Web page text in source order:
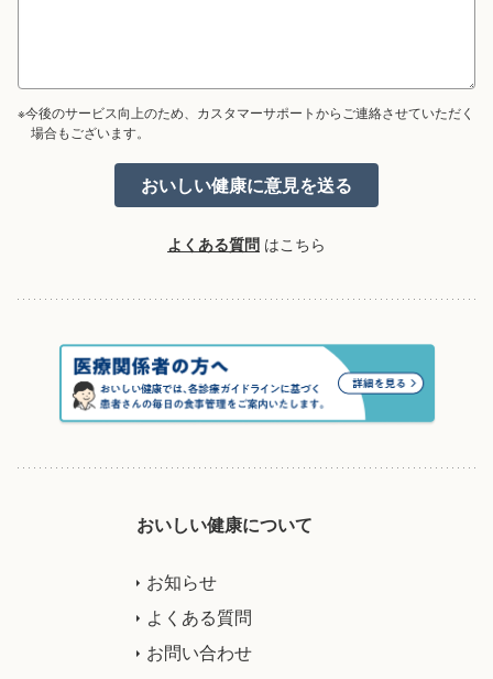
※今後のサービス向上のため、カスタマーサポートからご連絡させていただく
場合もございます。
よくある質問 はこちら
おいしい健康について
お知らせ
よくある質問
お問い合わせ